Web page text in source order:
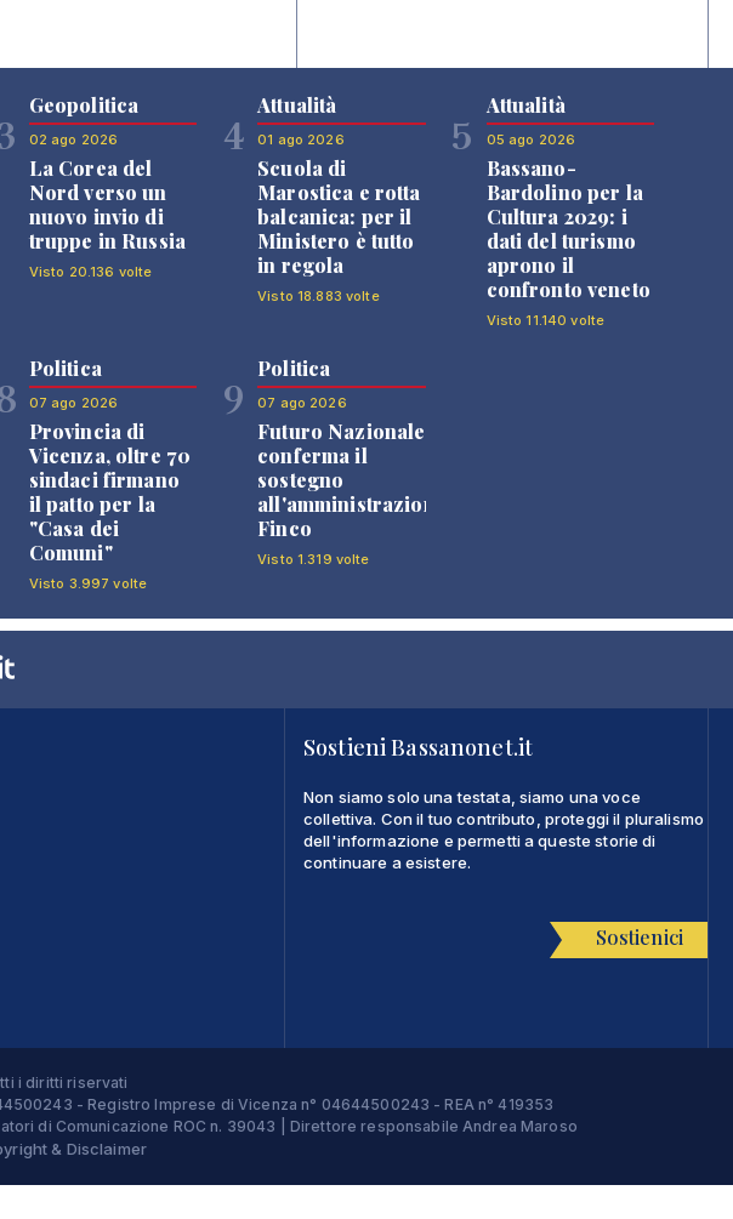
Geopolitica
02 ago 2026
La Corea del
Nord verso un
nuovo invio di
truppe in Russia
Visto 20.136 volte
4
Attualità
01 ago 2026
Scuola di
Marostica e rotta
balcanica: per il
Ministero è tutto
in regola
Visto 18.883 volte
5
Attualità
05 ago 2026
Bassano-
Bardolino per la
Cultura 2029: i
dati del turismo
aprono il
confronto veneto
Visto 11.140 volte
Politica
07 ago 2026
Provincia di
Vicenza, oltre 70
sindaci firmano
il patto per la
"Casa dei
Comuni"
Visto 3.997 volte
9
Politica
07 ago 2026
Futuro Nazionale
conferma il
sostegno
all'amministrazione
Finco
Visto 1.319 volte
Sostieni Bassanonet.it
Non siamo solo una testata, siamo una voce
collettiva. Con il tuo contributo, proteggi il pluralismo
dell'informazione e permetti a queste storie di
continuare a esistere.
Sostienici
i diritti riservati
- Registro Imprese di Vicenza n° 04644500243 - REA n° 419353
di Comunicazione ROC n. 39043 | Direttore responsabile Andrea Maroso
& Disclaimer